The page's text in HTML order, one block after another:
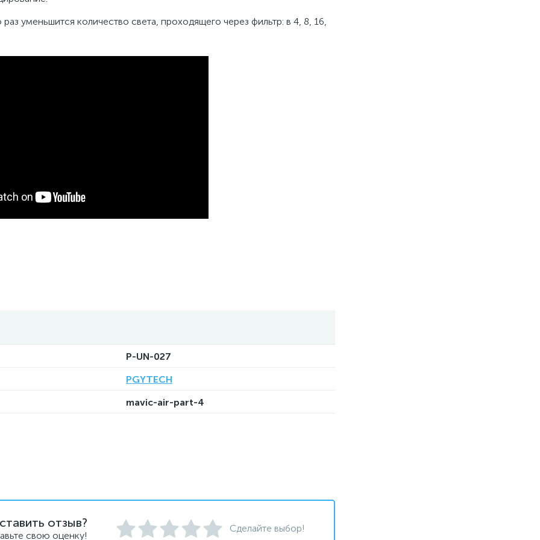
уменьшится количество света, проходящего через фильтр: в 4, 8, 16,
P-UN-027
PGYTECH
mavic-air-part-4
отзыв?
свою оценку!
Сделайте выбор!